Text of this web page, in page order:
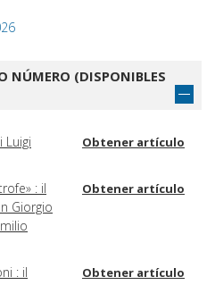
NÚMERO (DISPONIBLES
Luigi
Obtener artículo
: il
Giorgio
Obtener artículo
: il
Obtener artículo